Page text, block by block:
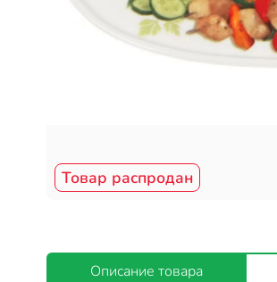
Товар распродан
Описание товара